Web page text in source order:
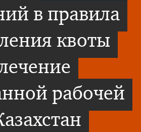
в правила
квоты
рабочей